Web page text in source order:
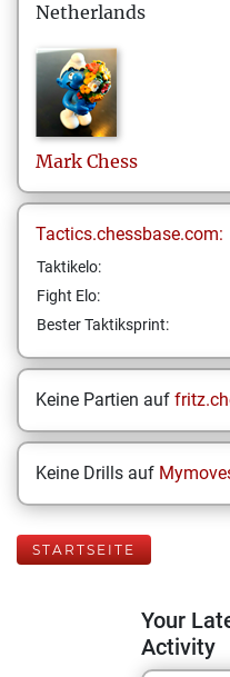
Netherlands
Mark Chess
Tactics.chessbase.com:
Taktikelo:
Fight Elo:
Bester Taktiksprint:
Keine Partien auf
Keine Drills auf
STARTSEITE
Your
Activity